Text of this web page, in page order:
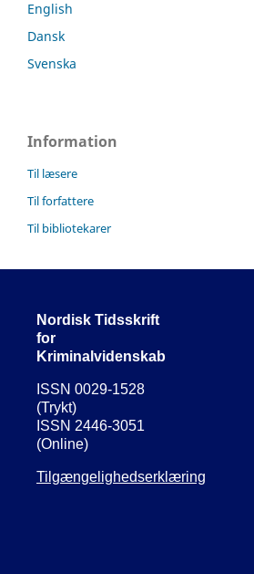
English
Dansk
Svenska
Information
Til læsere
Til forfattere
Til bibliotekarer
Nordisk Tidsskrift
for
Kriminalvidenskab
ISSN 0029-1528
(Trykt)
ISSN 2446-3051
(Online)
Tilgængelighedserklæring